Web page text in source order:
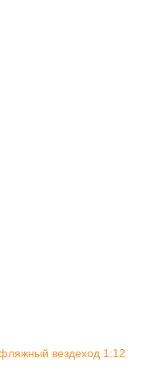
вездеход 1:12